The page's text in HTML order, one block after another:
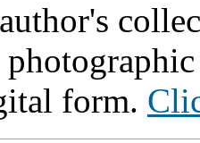
form.